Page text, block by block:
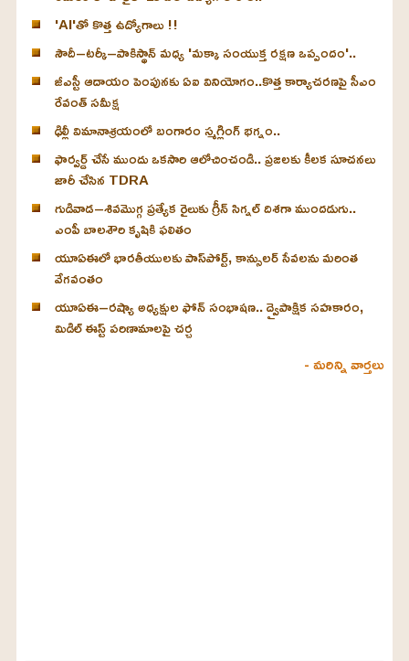
'AI'తో కొత్త ఉద్యోగాలు !!
సౌదీ–టర్కీ–పాకిస్థాన్ మధ్య 'మక్కా సంయుక్త రక్షణ ఒప్పందం'..
జీఎస్టీ ఆదాయం పెంపునకు ఏఐ వినియోగం..కొత్త కార్యాచరణపై సీఎం
రేవంత్ సమీక్ష
ఢిల్లీ విమానాశ్రయంలో బంగారం స్మగ్లింగ్ భగ్నం..
ఫార్వర్డ్ చేసే ముందు ఒకసారి ఆలోచించండి.. ప్రజలకు కీలక సూచనలు
జారీ చేసిన TDRA
గుడివాడ–శివమొగ్గ ప్రత్యేక రైలుకు గ్రీన్ సిగ్నల్ దిశగా ముందడుగు..
ఎంపీ బాలశౌరి కృషికి ఫలితం
యూఏఈలో భారతీయులకు పాస్‌పోర్ట్, కాన్సులర్ సేవలను మరింత
వేగవంతం
యూఏఈ–రష్యా అధ్యక్షుల ఫోన్ సంభాషణ.. ద్వైపాక్షిక సహకారం,
మిడిల్ ఈస్ట్ పరిణామాలపై చర్చ
- మరిన్ని వార్తలు